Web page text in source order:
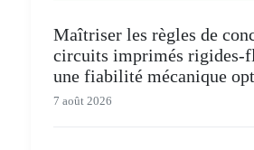
Maîtriser les règles de
circuits imprimés rigides-
une fiabilité mécanique
7 août 2026